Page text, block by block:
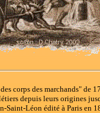
corps des marchands" de
depuis leurs origines
Saint-Léon édité à Paris en